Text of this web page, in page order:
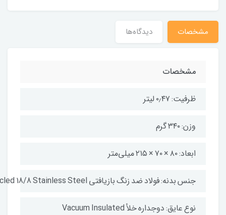
مشخصات دیدگاه‌ها
مشخصات
ظرفیت: ۰٫۴۷ لیتر
جنس بدنه: فولاد ضد زنگ بازیافتی Recycled 18/8 Stainless Steel
نوع عایق: دو‌جداره خلأ Vacuum Insulated